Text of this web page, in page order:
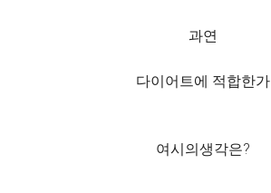
과연
다이어트에 적합한가
여시의생각은?